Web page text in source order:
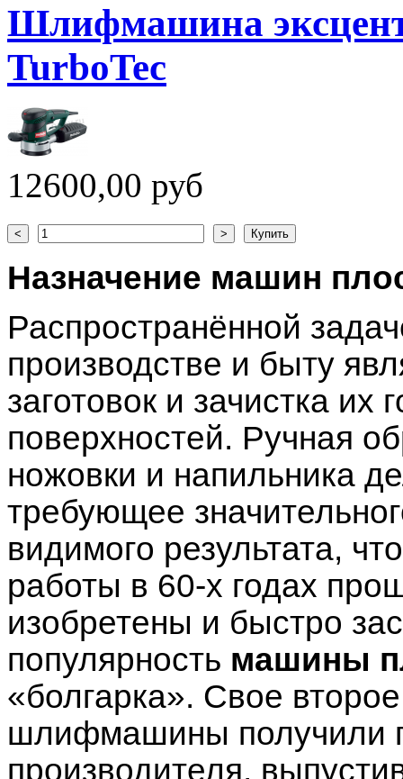
Шлифмашина
TurboTec
12600,00 руб
Назначение машин
Распространённой
производстве и быту
заготовок и зачистка
поверхностей. Ручная
ножовки и напильника
требующее
видимого результата,
работы в 60-х годах
изобретены и быстро
популярность машины
«болгарка». Свое
шлифмашины получили
производителя,